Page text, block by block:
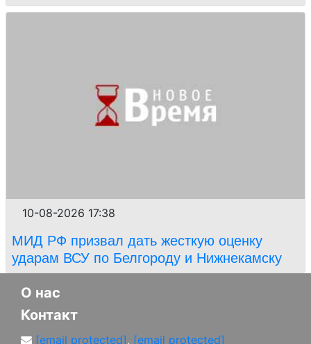
10-08-2026 17:38
МИД РФ призвал дать жесткую оценку
ударам ВСУ по Белгороду и Нижнекамску
О нас
Контакт
[email protected], [email protected]